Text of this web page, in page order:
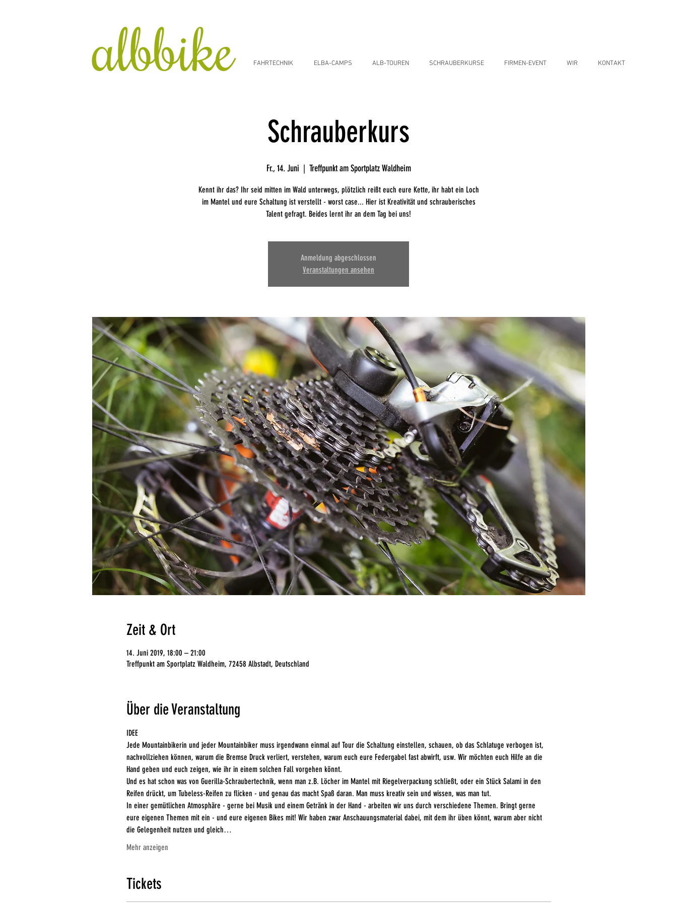
FAHRTECHNIK ELBA-CAMPS ALB-TOUREN SCHRAUBERKURSE FIRMEN-EVENT WIR KONTAKT
Schrauberkurs
Fr., 14. Juni
  |
Treffpunkt am Sportplatz Waldheim
Kennt ihr das? Ihr seid mitten im Wald unterwegs, plötzlich reißt euch eure Kette, ihr habt ein Loch
im Mantel und eure Schaltung ist verstellt - worst case... Hier ist Kreativität und schrauberisches
Talent gefragt. Beides lernt ihr an dem Tag bei uns!
Anmeldung abgeschlossen
Veranstaltungen ansehen
Zeit & Ort
14. Juni 2019, 18:00 – 21:00
Treffpunkt am Sportplatz Waldheim, 72458 Albstadt, Deutschland
Über die Veranstaltung
IDEE
Jede Mountainbikerin und jeder Mountainbiker muss irgendwann einmal auf Tour die Schaltung einstellen, schauen, ob das Schlatuge verbogen ist,
nachvollziehen können, warum die Bremse Druck verliert, verstehen, warum euch eure Federgabel fast abwirft, usw. Wir möchten euch Hilfe an die
Hand geben und euch zeigen, wie ihr in einem solchen Fall vorgehen könnt.
Und es hat schon was von Guerilla-Schraubertechnik, wenn man z.B. Löcher im Mantel mit Riegelverpackung schließt, oder ein Stück Salami in den
Reifen drückt, um Tubeless-Reifen zu flicken - und genau das macht Spaß daran. Man muss kreativ sein und wissen, was man tut.
In einer gemütlichen Atmosphäre - gerne bei Musik und einem Getränk in der Hand - arbeiten wir uns durch verschiedene Themen. Bringt gerne
eure eigenen Themen mit ein - und eure eigenen Bikes mit! Wir haben zwar Anschauungsmaterial dabei, mit dem ihr üben könnt, warum aber nicht
die Gelegenheit nutzen und gleich…
Mehr anzeigen
Tickets